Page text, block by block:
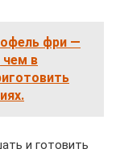
фри —
чем в
и готовить